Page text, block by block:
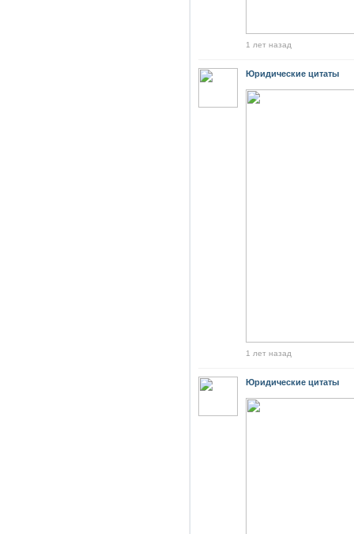
1 лет назад
Юридические цитаты
1 лет назад
Юридические цитаты